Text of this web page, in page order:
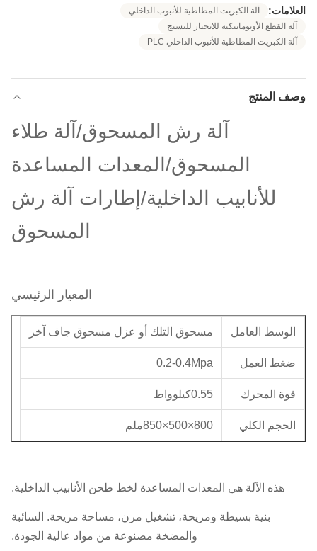
العلامات:
آلة الكبريت المطاطية للأنبوب الداخلي
آلة القطع الأوتوماتيكية للانحياز للنسيج
آلة الكبريت المطاطية للأنبوب الداخلي PLC
وصف المنتج
آلة رش المسحوق/آلة طلاء
المسحوق/المعدات المساعدة
للأنابيب الداخلية/إطارات آلة رش
المسحوق
المعيار الرئيسي
الوسط العامل مسحوق التلك أو عزل مسحوق جاف آخر
ضغط العمل 0.2-0.4Mpa
قوة المحرك 0.55كيلوواط
الحجم الكلي 800×500×850ملم
هذه الآلة هي المعدات المساعدة لخط طحن الأنابيب الداخلية.
بنية بسيطة ومريحة، تشغيل مرن، مساحة مريحة. السائبة
والمضخة مصنوعة من مواد عالية الجودة.